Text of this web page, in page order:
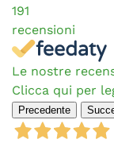
191
recensioni
Le nostre
Clicca qui per
Precedente